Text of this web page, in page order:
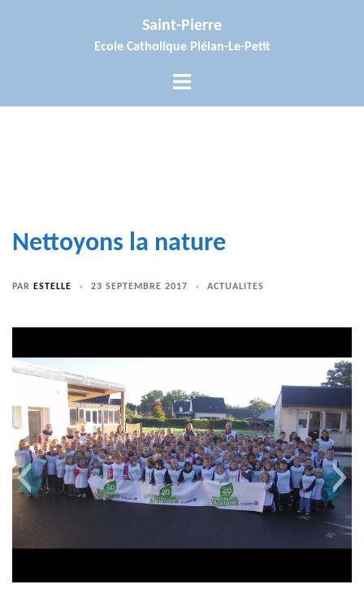
Saint-Pierre
Ecole Catholique Plélan-Le-Petit
Ouvrir/fermer
Nettoyons la nature
PAR ESTELLE 23 SEPTEMBRE 2017 ACTUALITES